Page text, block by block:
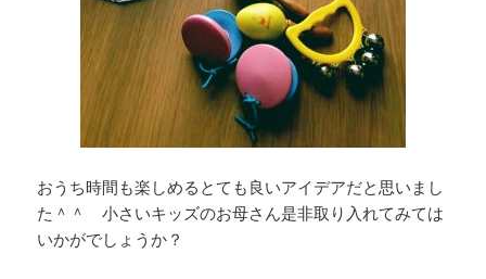
おうち時間も楽しめるとても良いアイデアだと思いまし
た＾＾ 小さいキッズのお母さん是非取り入れてみては
いかがでしょうか？